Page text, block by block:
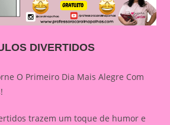
DIVERTIDOS
O Primeiro Dia Mais Alegre Com
trazem um toque de humor e